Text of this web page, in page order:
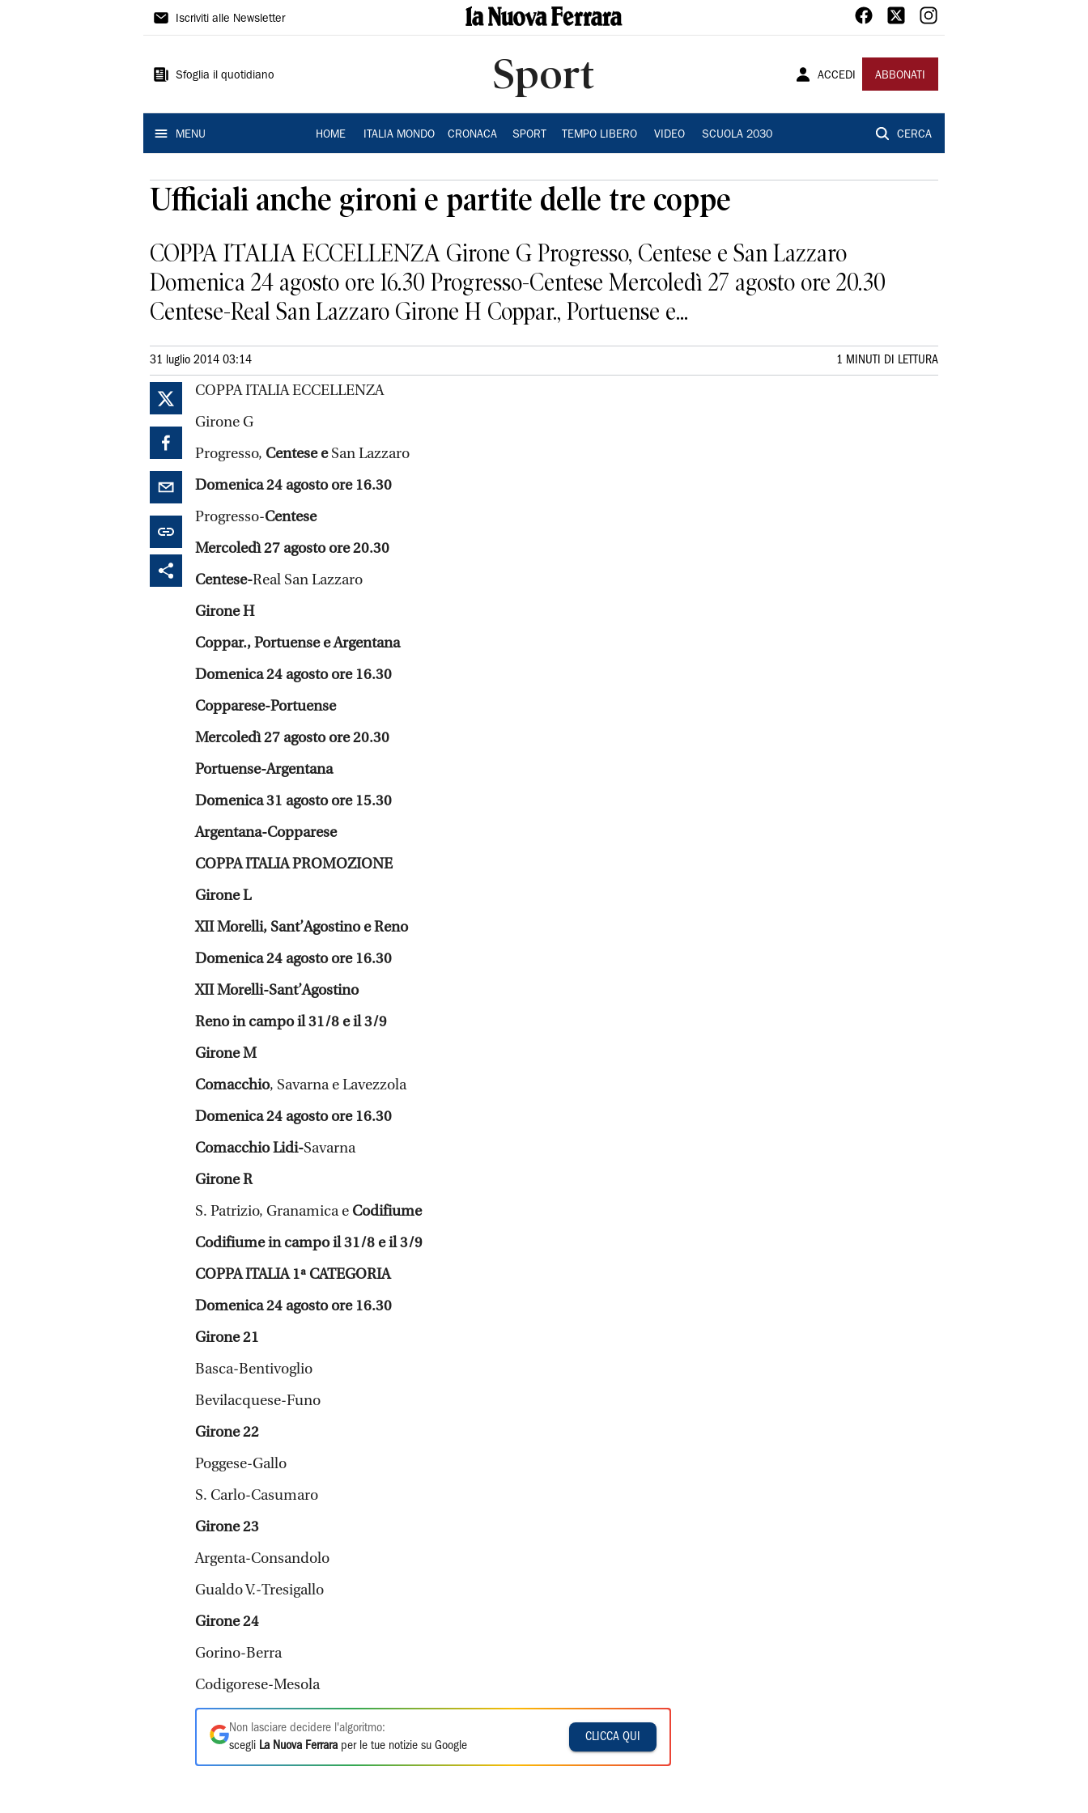
La
Ferrara
Iscriviti alle Newsletter
Sfoglia il quotidiano Sport ACCEDI ABBONATI
MENU HOME ITALIA MONDO CRONACA SPORT TEMPO LIBERO VIDEO SCUOLA 2030 CERCA
Ufficiali anche gironi e partite delle tre coppe
COPPA ITALIA ECCELLENZA Girone G Progresso, Centese e San Lazzaro
Domenica 24 agosto ore 16.30 Progresso-Centese Mercoledì 27 agosto ore 20.30
Centese-Real San Lazzaro Girone H Coppar., Portuense e...
31 luglio 2014 03:14 1 MINUTI DI LETTURA
COPPA ITALIA ECCELLENZA
Girone G
Progresso, Centese eSan Lazzaro
Domenica 24 agosto ore 16.30
Progresso-Centese
Mercoledì 27 agosto ore 20.30
Centese-Real San Lazzaro
Girone H
Coppar., Portuense e Argentana
Domenica 24 agosto ore 16.30
Copparese-Portuense
Mercoledì 27 agosto ore 20.30
Portuense-Argentana
Domenica 31 agosto ore 15.30
Argentana-Copparese
COPPA ITALIA PROMOZIONE
Girone L
XII Morelli, Sant’Agostino e Reno
Domenica 24 agosto ore 16.30
XII Morelli-Sant’Agostino
Reno in campo il 31/8 e il 3/9
Girone M
Comacchio, Savarna e Lavezzola
Domenica 24 agosto ore 16.30
Comacchio Lidi-Savarna
Girone R
S. Patrizio, Granamica e Codifiume
Codifiume in campo il 31/8 e il 3/9
COPPA ITALIA 1ª CATEGORIA
Domenica 24 agosto ore 16.30
Girone 21
Basca-Bentivoglio
Bevilacquese-Funo
Girone 22
Poggese-Gallo
S. Carlo-Casumaro
Girone 23
Argenta-Consandolo
Gualdo V.-Tresigallo
Girone 24
Gorino-Berra
Codigorese-Mesola
Non lasciare decidere l'algoritmo:
scegli La Nuova Ferrara per le tue notizie su Google
CLICCA QUI